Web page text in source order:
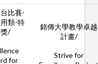
比賽-
類-特
/
for
銘傳大學教學卓越
計畫/
Strive for